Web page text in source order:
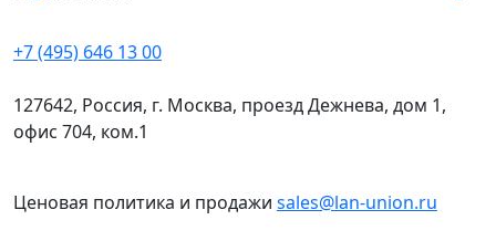
+7 (495) 646 13 00
127642, Россия, г. Москва, проезд Дежнева, дом 1,
офис 704, ком.1
Ценовая политика и продажи sales@lan-union.ru